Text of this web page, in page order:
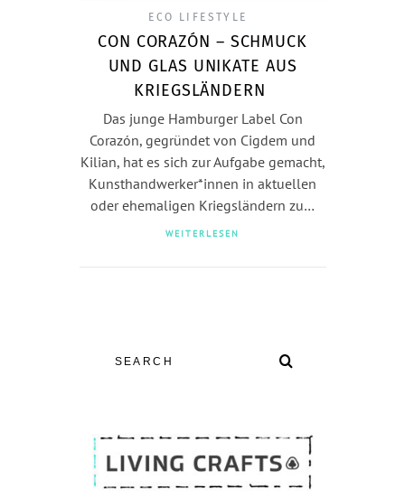
ECO LIFESTYLE
CON CORAZÓN – SCHMUCK
UND GLAS UNIKATE AUS
KRIEGSLÄNDERN
Das junge Hamburger Label Con
Corazón, gegründet von Cigdem und
Kilian, hat es sich zur Aufgabe gemacht,
Kunsthandwerker*innen in aktuellen
oder ehemaligen Kriegsländern zu…
WEITERLESEN